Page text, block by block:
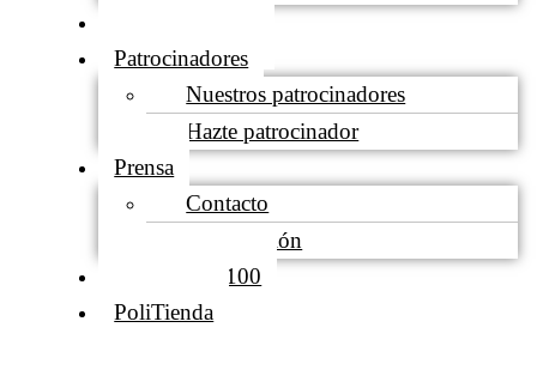
Patrocinadores
Nuestros patrocinadores
Hazte patrocinador
Prensa
Contacto
Acreditación
Club de los 100
PoliTienda